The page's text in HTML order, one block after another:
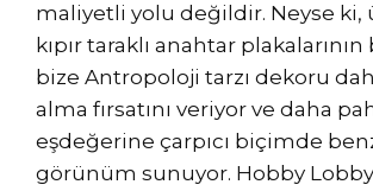
maliyetli yolu değildir. Neyse ki,
kıpır taraklı anahtar plakalarının
bize Antropoloji tarzı dekoru
alma fırsatını veriyor ve daha
eşdeğerine çarpıcı biçimde
görünüm sunuyor. Hobby